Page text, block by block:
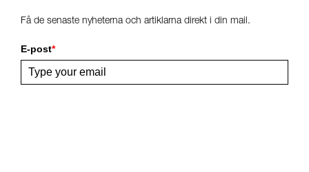
Få de senaste nyheterna och artiklarna direkt i din mail.
E-post*